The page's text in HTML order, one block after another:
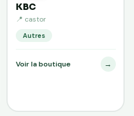
KBC
📍 castor
Autres
Voir la boutique →